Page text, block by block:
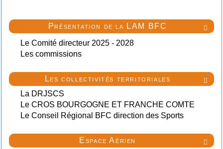

Présentation de la LAM BFC
Le Comité directeur 2025 - 2028
Les commissions

Les collectivités territoriales
La DRJSCS
Le CROS BOURGOGNE ET FRANCHE COMTE
Le Conseil Régional BFC direction des Sports

Espace Aérien